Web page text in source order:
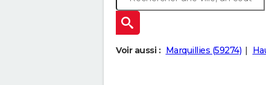
Voir aussi : Marquillies (59274)